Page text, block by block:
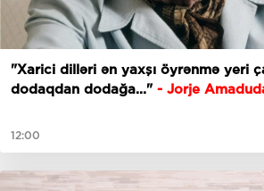
"Xarici dilləri ən yaxşı öyrənmə yeri
dodaqdan dodağa..." - Jorje
12:00